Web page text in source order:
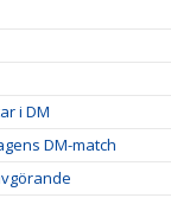
i DM
DM-match